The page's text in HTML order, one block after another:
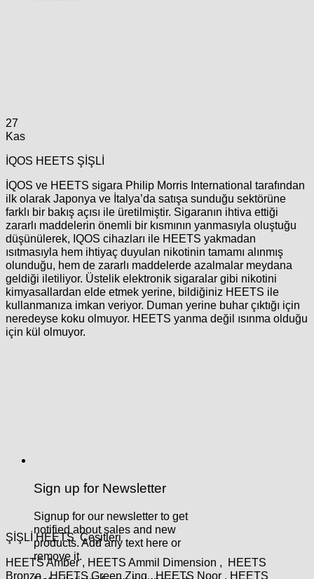
Sign up for Newsletter
Signup for our newsletter to get
notified about sales and new
products. Add any text here or
remove it.
27
Kas
İQOS HEETS ŞİŞLİ
İQOS ve HEETS sigara Philip Morris International tarafından
ilk olarak Japonya ve İtalya’da satışa sunduğu sektörüne
farklı bir bakış açısı ile üretilmiştir. Sigaranın ihtiva ettiği
zararlı maddelerin önemli bir kısmının yanmasıyla oluştuğu
düşünülerek, IQOS cihazları ile HEETS yakmadan
ısıtmasıyla hem ihtiyaç duyulan nikotinin tamamı alınmış
olunduğu, hem de zararlı maddelerde azalmalar meydana
geldiği iletiliyor. Üstelik elektronik sigaralar gibi nikotini
kimyasallardan elde etmek yerine, bildiğiniz HEETS ile
kullanmanıza imkan veriyor. Duman yerine buhar çıktığı için
neredeyse koku olmuyor. HEETS yanma değil ısınma olduğu
için kül olmuyor.
ŞİŞLİ HEETS Çeşitleri
HEETS Amber , HEETS Ammil Dimension , HEETS
Bronze , HEETS Green Zing , HEETS Noor , HEETS